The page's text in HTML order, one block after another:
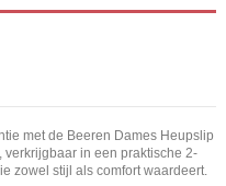
met de Beeren Dames Heupslip
in een praktische 2-
zowel stijl als comfort waardeert.